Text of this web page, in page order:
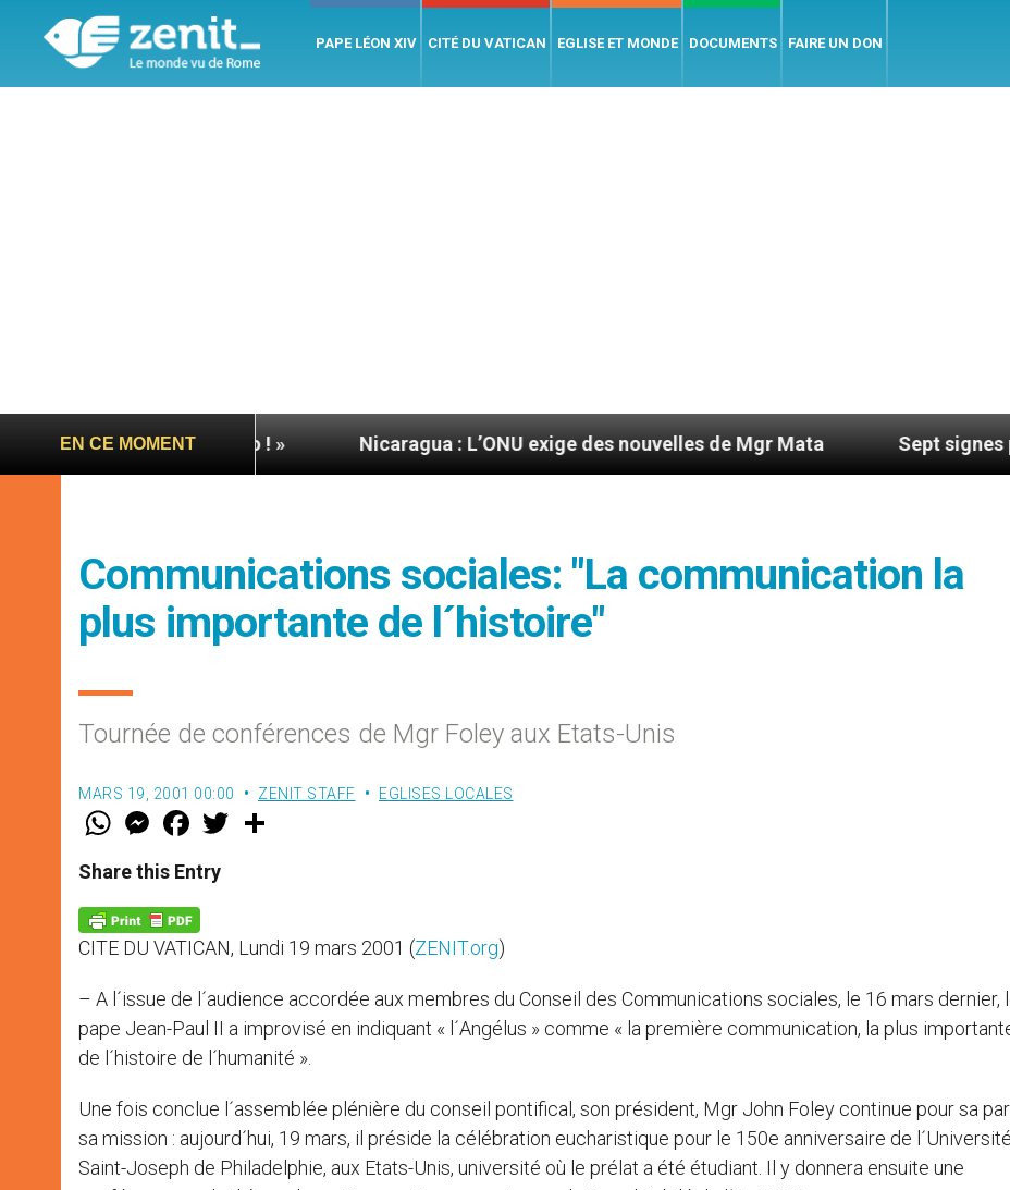
PAPE LÉON XIV CITÉ DU VATICAN EGLISE ET MONDE DOCUMENTS FAIRE UN DON
EN CE MOMENT
y ! Let’s go ! » Nicaragua : L’ONU exige des nouvelles de Mgr Mata Sept signes pour
Communications sociales: "La communication la
plus importante de l´histoire"
Tournée de conférences de Mgr Foley aux Etats-Unis
MARS 19, 2001 00:00 ZENIT STAFF EGLISES LOCALES
W
t
s
p
p
M
e
s
e
g
e
r
F
a
e
b
k
w
Share this Entry
CITE DU VATICAN, Lundi 19 mars 2001 (ZENIT.org)
– A l´issue de l´audience accordée aux membres du Conseil des Communications sociales, le 16 mars dernier,
pape Jean-Paul II a improvisé en indiquant « l´Angélus » comme « la première communication, la plus
de l´histoire de l´humanité ».
Une fois conclue l´assemblée plénière du conseil pontifical, son président, Mgr John Foley continue pour sa
sa mission : aujourd´hui, 19 mars, il préside la célébration eucharistique pour le 150e anniversaire de l´Université
Saint-Joseph de Philadelphie, aux Etats-Unis, université où le prélat a été étudiant. Il y donnera ensuite une